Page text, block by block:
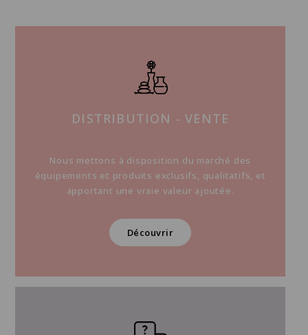
DISTRIBUTION - VENTE
Nous mettons à disposition du marché des
équipements et produits exclusifs, qualitatifs, et
apportant une vraie valeur ajoutée.
Découvrir